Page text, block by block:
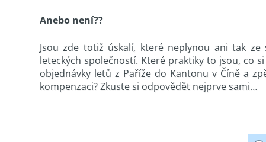
Anebo není??
Jsou zde totiž úskalí, které neplynou ani tak
leteckých společností. Které praktiky to jsou, co
objednávky letů z Paříže do Kantonu v Číně a
kompenzaci? Zkuste si odpovědět nejprve sami…